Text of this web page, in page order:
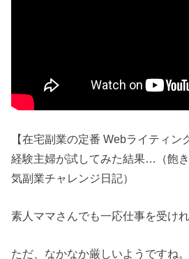
【在宅副業の定番 Webライティン
経験主婦が試してみた結果…（飽
気副業チャレンジ日記）
素人ママさんでも一応仕事を受けれ
ただ、なかなか厳しいようですね。